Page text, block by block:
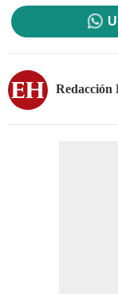
Redacción